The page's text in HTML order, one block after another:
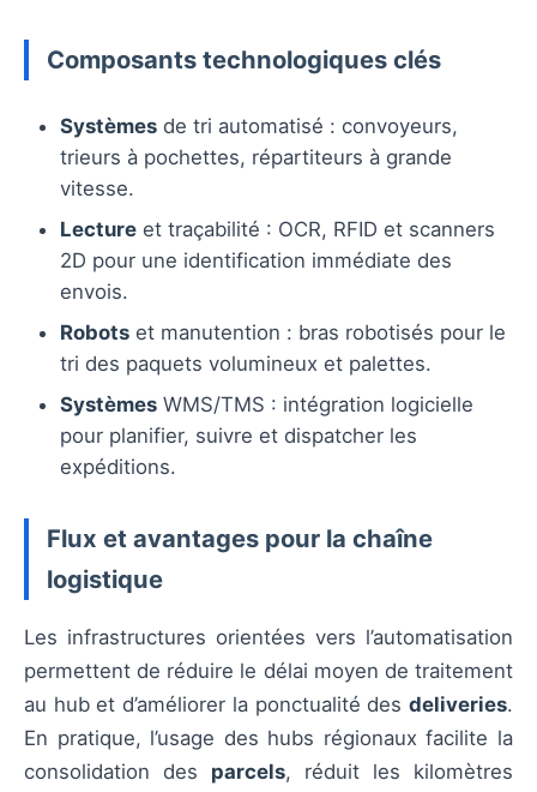
Composants technologiques clés
Systèmes de tri automatisé : convoyeurs,
trieurs à pochettes, répartiteurs à grande
vitesse.
Lecture et traçabilité : OCR, RFID et scanners
2D pour une identification immédiate des
envois.
Robots et manutention : bras robotisés pour le
tri des paquets volumineux et palettes.
Systèmes WMS/TMS : intégration logicielle
pour planifier, suivre et dispatcher les
expéditions.
Flux et avantages pour la chaîne
logistique
Les infrastructures orientées vers l’automatisation
permettent de réduire le délai moyen de traitement
au hub et d’améliorer la ponctualité des deliveries.
En pratique, l’usage des hubs régionaux facilite la
consolidation des parcels, réduit les kilomètres